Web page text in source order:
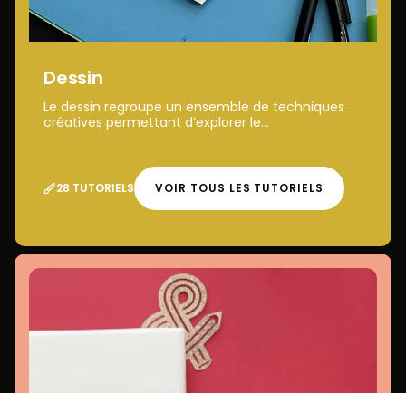
Dessin
Le dessin regroupe un ensemble de techniques
créatives permettant d’explorer le...
28 TUTORIELS VOIR TOUS LES TUTORIELS